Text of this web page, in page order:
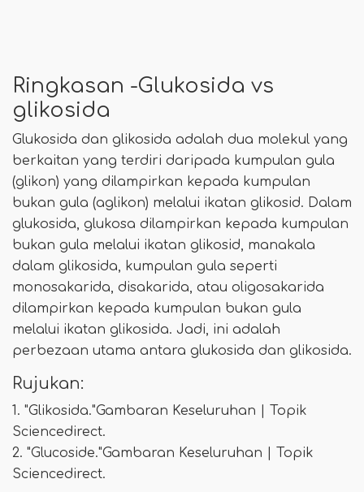
Ringkasan -Glukosida vs
glikosida
Glukosida dan glikosida adalah dua molekul yang
berkaitan yang terdiri daripada kumpulan gula
(glikon) yang dilampirkan kepada kumpulan
bukan gula (aglikon) melalui ikatan glikosid. Dalam
glukosida, glukosa dilampirkan kepada kumpulan
bukan gula melalui ikatan glikosid, manakala
dalam glikosida, kumpulan gula seperti
monosakarida, disakarida, atau oligosakarida
dilampirkan kepada kumpulan bukan gula
melalui ikatan glikosida. Jadi, ini adalah
perbezaan utama antara glukosida dan glikosida.
Rujukan:
1. "Glikosida."Gambaran Keseluruhan | Topik
Sciencedirect.
2. "Glucoside."Gambaran Keseluruhan | Topik
Sciencedirect.